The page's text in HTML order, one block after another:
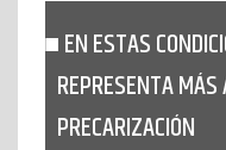
EN ESTAS
REPRESENTA MÁS
PRECARIZACIÓN